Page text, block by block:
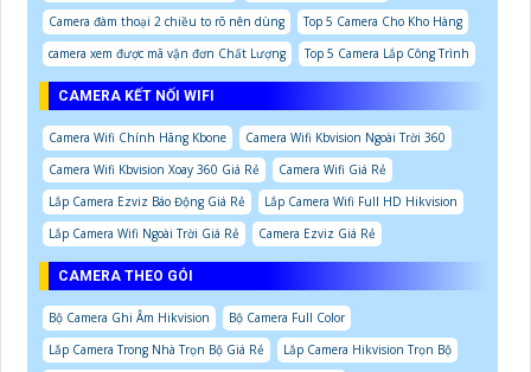
Camera đàm thoại 2 chiều to rõ nên dùng
Top 5 Camera Cho Kho Hàng
camera xem được mã vận đơn Chất Lượng
Top 5 Camera Lắp Công Trình
CAMERA KẾT NỐI WIFI
Camera Wifi Chính Hãng Kbone
Camera Wifi Kbvision Ngoài Trời 360
Camera Wifi Kbvision Xoay 360 Giá Rẻ
Camera Wifi Giá Rẻ
Lắp Camera Ezviz Báo Động Giá Rẻ
Lắp Camera Wifi Full HD Hikvision
Lắp Camera Wifi Ngoài Trời Giá Rẻ
Camera Ezviz Giá Rẻ
CAMERA THEO GÓI
Bộ Camera Ghi Âm Hikvision
Bộ Camera Full Color
Lắp Camera Trong Nhà Trọn Bộ Giá Rẻ
Lắp Camera Hikvision Trọn Bộ